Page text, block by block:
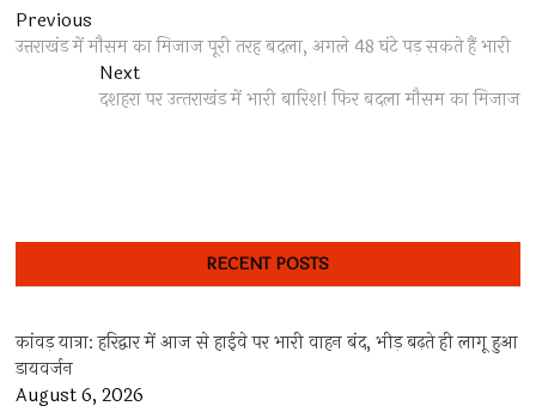
Post
navigation
Previous
post:
उत्तराखंड में मौसम का मिजाज पूरी तरह बदला, अगले 48 घंटे पड़ सकते हैं भारी
NextNext
post:
दशहरा पर उत्‍तराखंड में भारी बारिश! फिर बदला मौसम का मिजाज
RECENT POSTS
कांवड़ यात्रा: हरिद्वार में आज से हाईवे पर भारी वाहन बंद, भीड़ बढ़ते ही लागू हुआ
डायवर्जन
August 6, 2026